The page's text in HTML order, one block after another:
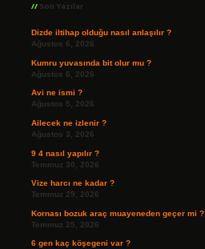
Son Yazılar
Dizde iltihap olduğu nasıl anlaşılır ?
Ağustos 6, 2026
Kumru yuvasında bit olur mu ?
Ağustos 6, 2026
Avi ne ismi ?
Ağustos 5, 2026
Ailecek ne izlenir ?
Ağustos 3, 2026
9 4 nasıl yapılır ?
Temmuz 30, 2026
Vize harcı ne kadar ?
Temmuz 29, 2026
Kornası bozuk araç muayeneden geçer mi ?
Temmuz 25, 2026
6 gen kaç köşegeni var ?